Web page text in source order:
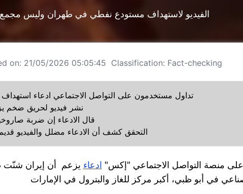
الفيديو لاستهداف مستودع نفطي في طهران وليس
on: 21/05/2026 05:05:45 Classification: Fact-checking
تداول مستخدمون على التواصل الاجتماعي ادعاء
نشر فيديو لحريق ضخم
قال الادعاء إن ضربة
التحقق كشف أن الادعاء مضلل والفيديو
على منصة التواصل الاجتماعي "إكس" ادعاء يزعم أن إيران شنّت